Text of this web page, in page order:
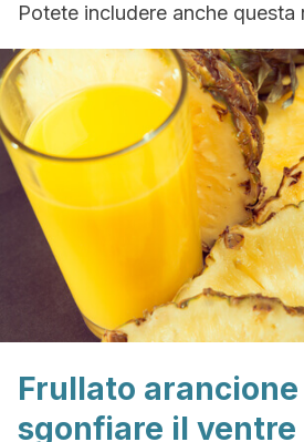
Potete includere anche questa
Frullato
sgonfiare il ventre